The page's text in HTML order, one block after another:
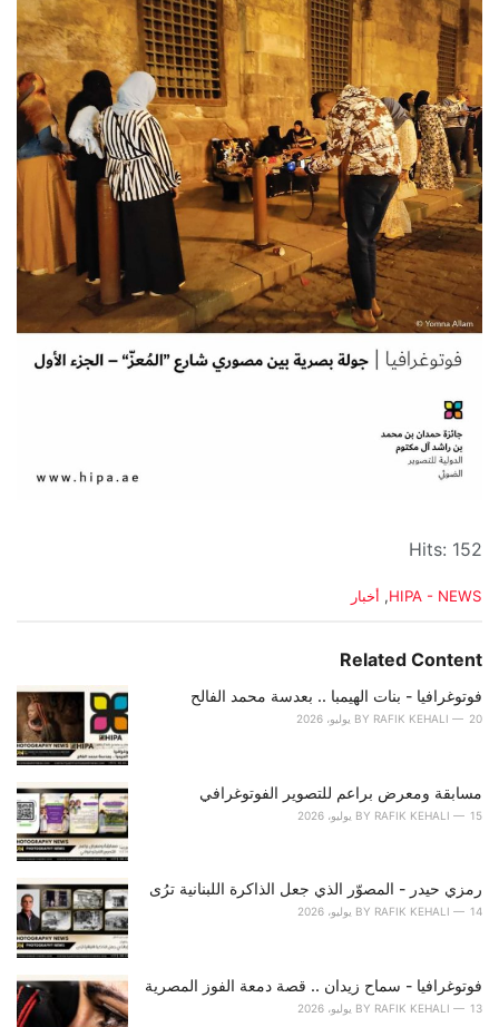
Hits: 152
C
e
o
r
:
HIPA - NEWS
, أخبار
Related Content
فوتوغرافيا - بنات الهيمبا .. بعدسة محمد الفالح
BY RAFIK KEHALI 20 يوليو، 2026
مسابقة ومعرض براعم للتصوير الفوتوغرافي
BY RAFIK KEHALI 15 يوليو، 2026
رمزي حيدر - المصوّر الذي جعل الذاكرة اللبنانية ترُى
BY RAFIK KEHALI 14 يوليو، 2026
فوتوغرافيا - سماح زيدان .. قصة دمعة الفوز المصرية
BY RAFIK KEHALI 13 يوليو، 2026